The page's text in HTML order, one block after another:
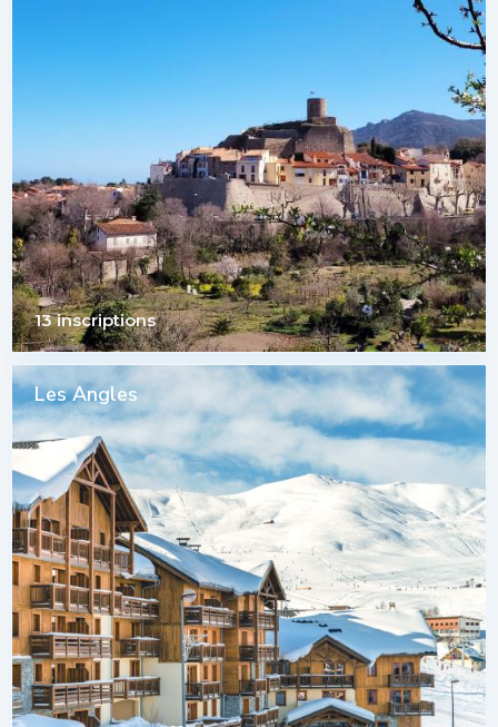
13 inscriptions
Les Angles